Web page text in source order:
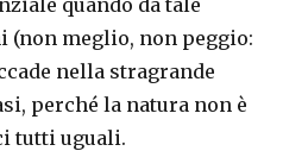
(non meglio, non peggio:
nella stragrande
perché la natura non è
tutti uguali.